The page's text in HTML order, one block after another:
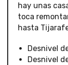
hay unas
toca
hasta
Desnivel
Desnivel